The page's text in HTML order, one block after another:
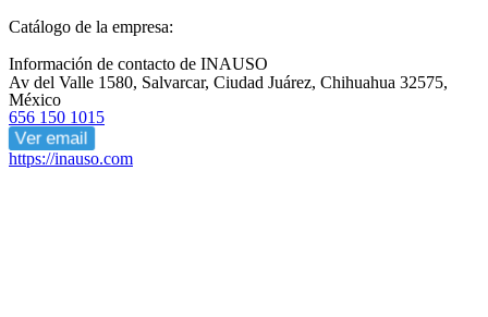
Catálogo de la empresa:
Información de contacto de INAUSO
Av del Valle 1580, Salvarcar, Ciudad Juárez, Chihuahua 32575,
México
656 150 1015
Ver email
https://inauso.com